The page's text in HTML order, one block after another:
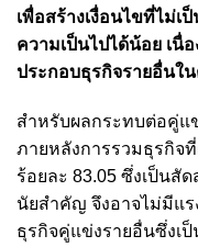
เพื่อสร้างเงื่อนไขที่ไม่
ความเป็นไปได้น้อย เนื่
ประกอบธุรกิจรายอื่นใ
สำหรับผลกระทบต่อคู่แ
ภายหลังการรวมธุรกิจ
ร้อยละ 83.05 ซึ่งเป็นสั
นัยสำคัญ จึงอาจไม่มีแร
ธุรกิจคู่แข่งรายอื่นซึ่งเ